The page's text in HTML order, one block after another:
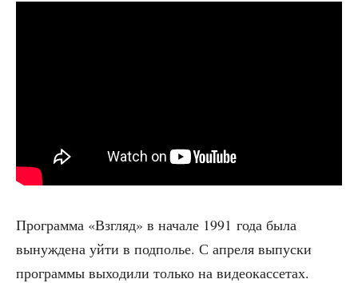
Про­грам­ма «Взгляд» в нача­ле 1991 года была
вынуж­де­на уйти в под­по­лье. С апре­ля выпус­ки
про­грам­мы выхо­ди­ли толь­ко на видео­кас­се­тах.